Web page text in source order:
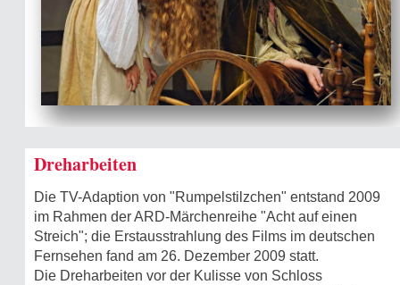
Dreharbeiten
Die TV-Adaption von "Rumpelstilzchen" entstand 2009
im Rahmen der ARD-Märchenreihe "Acht auf einen
Streich"; die Erstausstrahlung des Films im deutschen
Fernsehen fand am 26. Dezember 2009 statt.
Die Dreharbeiten vor der Kulisse von Schloss